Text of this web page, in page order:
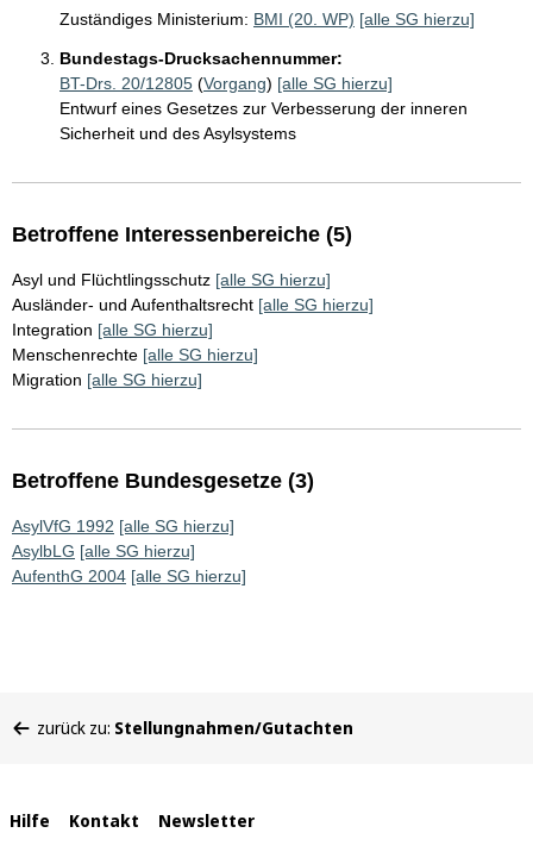
Zuständiges Ministerium: BMI (20. WP) [alle SG hierzu]
Bundestags-Drucksachennummer:
BT-Drs. 20/12805 (Vorgang) [alle SG hierzu]
Entwurf eines Gesetzes zur Verbesserung der inneren
Sicherheit und des Asylsystems
Betroffene Interessenbereiche (5)
Asyl und Flüchtlingsschutz [alle SG hierzu]
Ausländer- und Aufenthaltsrecht [alle SG hierzu]
Integration [alle SG hierzu]
Menschenrechte [alle SG hierzu]
Migration [alle SG hierzu]
Betroffene Bundesgesetze (3)
AsylVfG 1992 [alle SG hierzu]
AsylbLG [alle SG hierzu]
AufenthG 2004 [alle SG hierzu]
befinden
zurück zu: Stellungnahmen/Gutachten
Interne
Hilfe Kontakt Newsletter